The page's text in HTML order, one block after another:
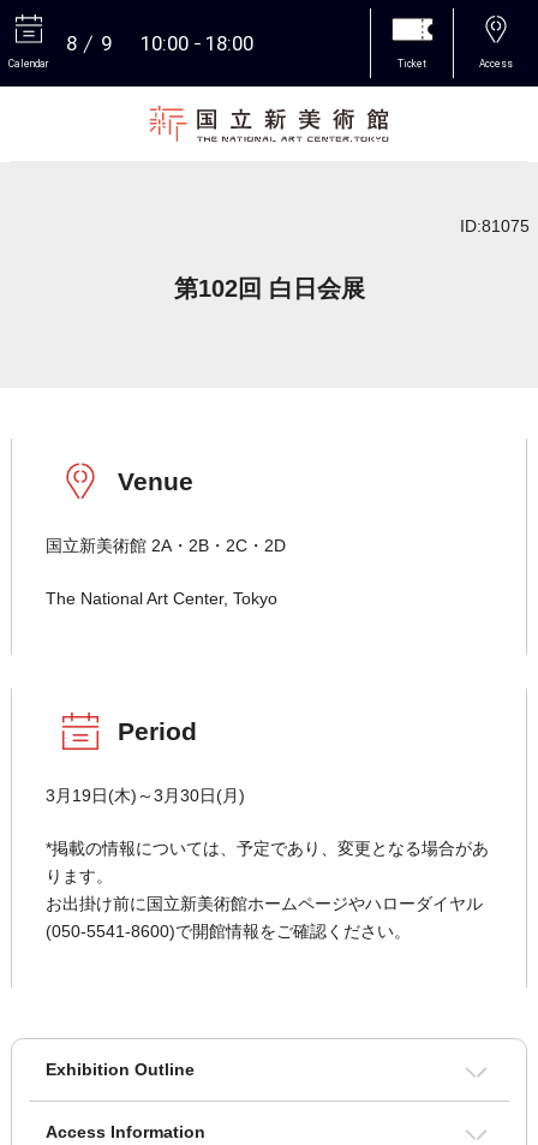
Calendar
8 9 10:00 18:00
Ticket Access
ID:81075
第102回 白日会展
Venue
国立新美術館 2A・2B・2C・2D
The National Art Center, Tokyo
Period
3月19日(木)～3月30日(月)
*掲載の情報については、予定であり、変更となる場合があ
ります。
お出掛け前に国立新美術館ホームページやハローダイヤル
(050-5541-8600)で開館情報をご確認ください。
Exhibition Outline
Access Information